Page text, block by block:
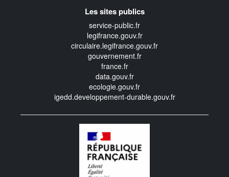
Les sites publics
service-public.fr
legifrance.gouv.fr
circulaire.legifrance.gouv.fr
gouvernement.fr
france.fr
data.gouv.fr
ecologie.gouv.fr
igedd.developpement-durable.gouv.fr